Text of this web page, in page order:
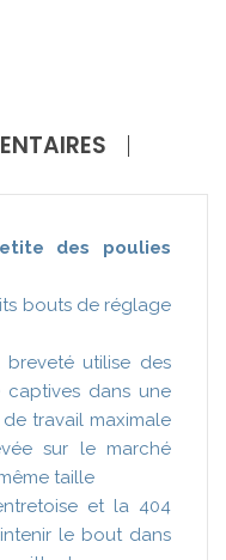
des poulies
bouts de réglage
breveté utilise des
dans une
travail maximale
sur le marché
taille
et la 404
le bout dans